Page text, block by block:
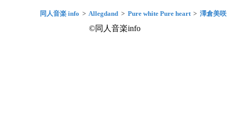
同人音楽 info Allegdand Pure white Pure heart 澤倉美咲
©同人音楽info